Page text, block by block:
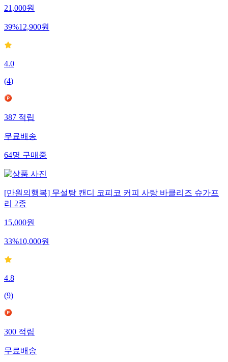
21,000원
39%12,900원
4.0
(4)
387적립
무료배송
64명구매중
[만원의행복] 무설탕 캔디 코피코 커피 사탕 바클리즈 슈가프
리 2종
15,000원
33%10,000원
4.8
(9)
300적립
무료배송